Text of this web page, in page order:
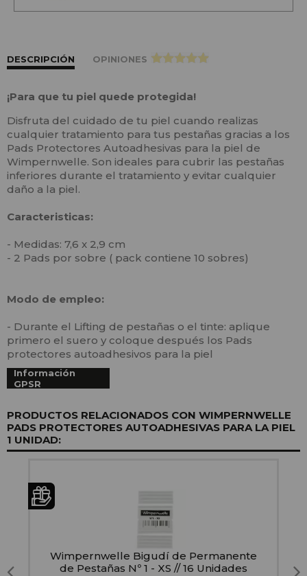
DESCRIPCIÓN OPINIONES >
¡Para que tu piel quede protegida!
Disfruta del cuidado de tu piel cuando realizas
cualquier tratamiento para tus pestañas gracias a los
Pads Protectores Autoadhesivas para la piel de
Wimpernwelle. Son ideales para cubrir las pestañas
inferiores durante el tratamiento y evitar cualquier
daño a la piel.
Caracteristicas:
- Medidas: 7,6 x 2,9 cm
- 2 Pads por sobre ( pack contiene 10 sobres)
Modo de empleo:
- Durante el Lifting de pestañas o el tinte: aplique
primero el suero y coloque después los Pads
protectores autoadhesivos para la piel
Información
GPSR
PRODUCTOS RELACIONADOS CON WIMPERNWELLE
PADS PROTECTORES AUTOADHESIVAS PARA LA PIEL
1 UNIDAD:
Wimpernwelle Bigudí de Permanente
de Pestañas Nº 1 - XS // 16 Unidades